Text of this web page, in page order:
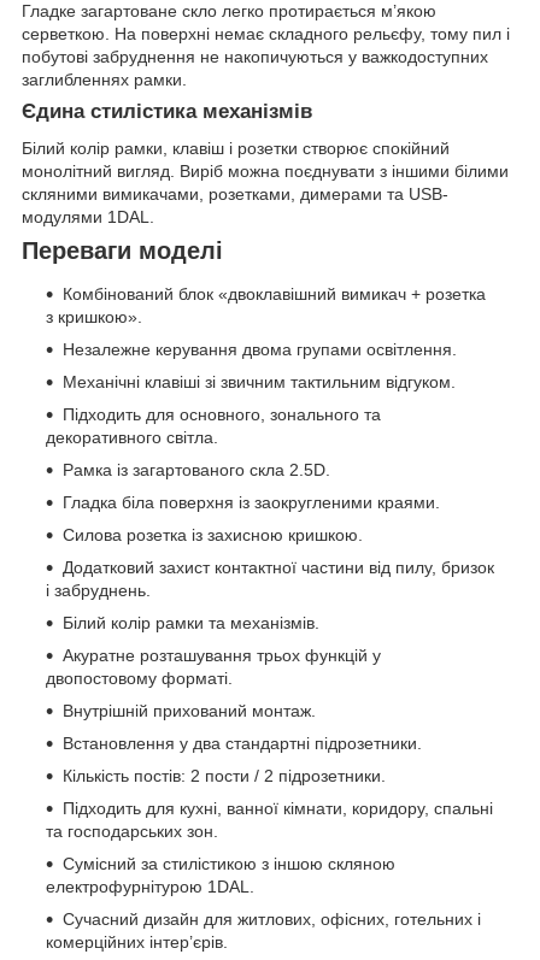
Гладке загартоване скло легко протирається м’якою
серветкою. На поверхні немає складного рельєфу, тому пил і
побутові забруднення не накопичуються у важкодоступних
заглибленнях рамки.
Єдина стилістика механізмів
Білий колір рамки, клавіш і розетки створює спокійний
монолітний вигляд. Виріб можна поєднувати з іншими білими
скляними вимикачами, розетками, димерами та USB-
модулями 1DAL.
Переваги моделі
Комбінований блок «двоклавішний вимикач + розетка
з кришкою».
Незалежне керування двома групами освітлення.
Механічні клавіші зі звичним тактильним відгуком.
Підходить для основного, зонального та
декоративного світла.
Рамка із загартованого скла 2.5D.
Гладка біла поверхня із заокругленими краями.
Силова розетка із захисною кришкою.
Додатковий захист контактної частини від пилу, бризок
і забруднень.
Білий колір рамки та механізмів.
Акуратне розташування трьох функцій у
двопостовому форматі.
Внутрішній прихований монтаж.
Встановлення у два стандартні підрозетники.
Кількість постів: 2 пости / 2 підрозетники.
Підходить для кухні, ванної кімнати, коридору, спальні
та господарських зон.
Сумісний за стилістикою з іншою скляною
електрофурнітурою 1DAL.
Сучасний дизайн для житлових, офісних, готельних і
комерційних інтер’єрів.